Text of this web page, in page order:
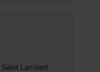
Lambert.